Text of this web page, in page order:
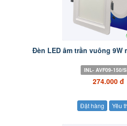
Đèn LED âm trần vuông 9W
INL- AVF09-150/
274.000 đ
Đặt hàng Yêu